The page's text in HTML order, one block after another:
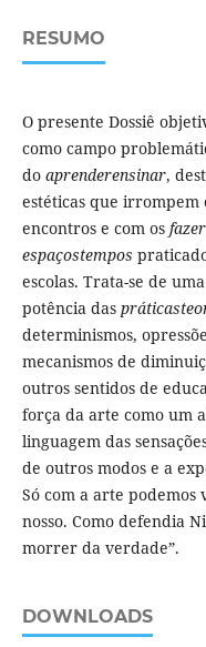
RESUMO
O presente Dossiê
como campo
do aprenderensinar,
estéticas que irrompem
encontros e com os
espaçostempos
escolas. Trata-se de
potência das
determinismos,
mecanismos de
outros sentidos de
força da arte como um
linguagem das
de outros modos e a
Só com a arte
nosso. Como defendia
morrer da verdade”.
DOWNLOADS